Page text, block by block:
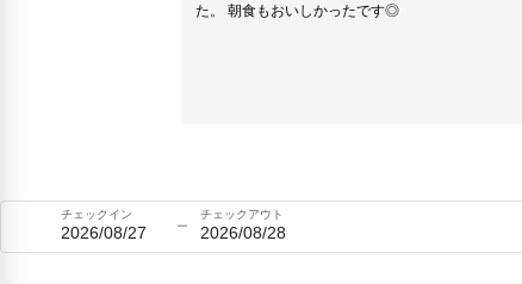
た。 朝食もおいしかったです◎
チェックイン
2026/08/27
チェックアウト
2026/08/28